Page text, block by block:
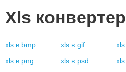
Xls конвертер
xls в bmp xls в gif xls
xls в png xls в psd xls